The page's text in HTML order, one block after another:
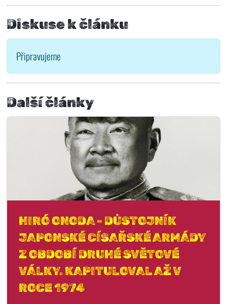
Diskuse k článku
Připravujeme
Další články
HIRÓ ONODA - DŮSTOJNÍK
JAPONSKÉ CÍSAŘSKÉ ARMÁDY
Z OBDOBÍ DRUHÉ SVĚTOVÉ
VÁLKY. KAPITULOVAL AŽ V
ROCE 1974